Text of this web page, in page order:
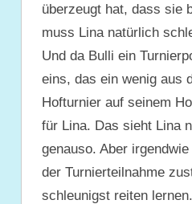
überzeugt hat, dass sie
muss Lina natürlich
Und da Bulli ein
eins, das ein wenig aus
Hofturnier auf seinem
für Lina. Das sieht Lina
genauso. Aber
der Turnierteilnahme
schleunigst reiten